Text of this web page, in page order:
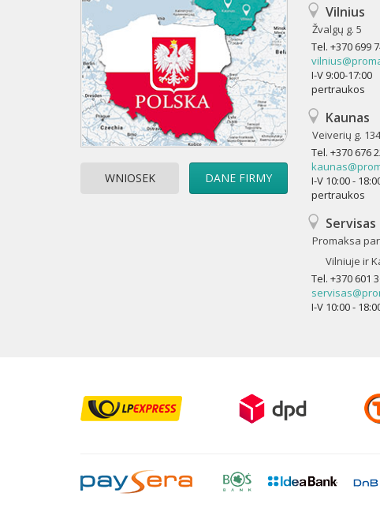
WNIOSEK DANE FIRMY
Vilnius
Žvalgų g. 5
Tel. +370 699
I-V 9:00-
pertraukos
Kaunas
Veiverių g. 134
Tel. +370 676
I-V 10:00 -
pertraukos
Servisas
Promaksa
Vilniuje ir
Tel. +370 601
I-V 10:00 -